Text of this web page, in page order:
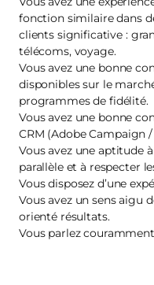
fonction similaire dans
clients significative :
télécoms, voyage.
Vous avez une bonne
disponibles sur le
programmes de fidélité.
Vous avez une bonne
CRM (Adobe Campaign
Vous avez une aptitude
parallèle et à respecter
Vous disposez d’une
Vous avez un sens aigu
orienté résultats.
Vous parlez